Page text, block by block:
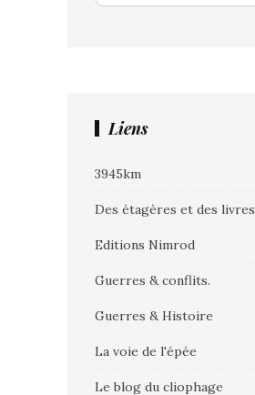
Liens
3945km
Des étagères et des livres
Editions Nimrod
Guerres & conflits.
Guerres & Histoire
La voie de l'épée
Le blog du cliophage